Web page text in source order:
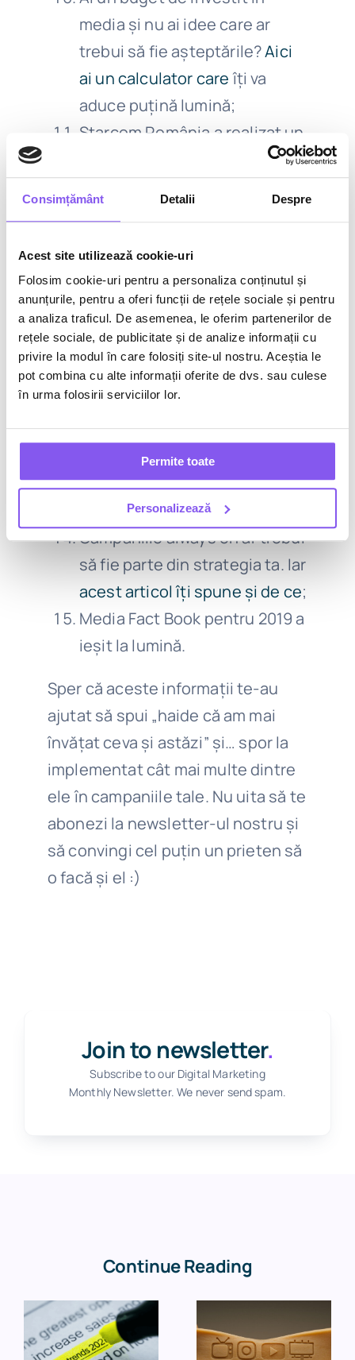
Consimțământ Detalii Despre
Acest site utilizează cookie-uri
Folosim cookie-uri pentru a personaliza conținutul și
anunțurile, pentru a oferi funcții de rețele sociale și pentru
a analiza traficul. De asemenea, le oferim partenerilor de
rețele sociale, de publicitate și de analize informații cu
privire la modul în care folosiți site-ul nostru. Aceștia le
pot combina cu alte informații oferite de dvs. sau culese
în urma folosirii serviciilor lor.
Permite toate
Personalizează
media și nu ai idee care ar
trebui să fie așteptările?Aici
ai un calculator careîți va
aduce puțină lumină;
Starcom România a realizat un
acest top;
Aici 5 tool-uri care te vor ajuta
în organizarea concursurilor în
Social Media. Dintre cele
prezentate, eu am folosit
WooBox – recomand;
Cifrele dinSocial Media (în
România)pentru luna
decembrie sunt aici;
Campaniile always on ar trebui
să fie parte din strategia ta. Iar
acest articol îți spune și de ce;
Media Fact Book pentru 2019 a
ieșit la lumină.
Sper că aceste informații te-au
ajutat să spui „haide că am mai
învățat ceva și astăzi” și… spor la
implementat cât mai multe dintre
ele în campaniile tale. Nu uita să te
abonezi la newsletter-ul nostru și
să convingi cel puțin un prieten să
o facă și el :)
Join to newsletter.
Subscribe to our Digital Marketing
Monthly Newsletter. We never send spam.
Continue Reading